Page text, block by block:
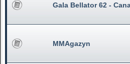
Gala Bellator 62 -
MMAgazyn